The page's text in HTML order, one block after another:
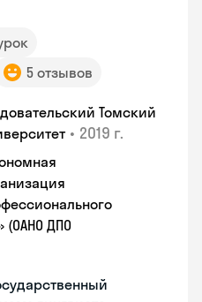
5 отзывов
Томский
• 2019 г.
(ОАНО ДПО